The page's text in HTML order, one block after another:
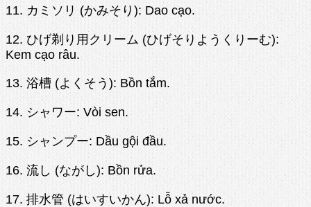
11. カミソリ (かみそり): Dao cạo.
12. ひげ剃り用クリーム (ひげそりようくりーむ):
Kem cạo râu.
13. 浴槽 (よくそう): Bồn tắm.
14. シャワー: Vòi sen.
15. シャンプー: Dầu gội đầu.
16. 流し (ながし): Bồn rửa.
17. 排水管 (はいすいかん): Lỗ xả nước.